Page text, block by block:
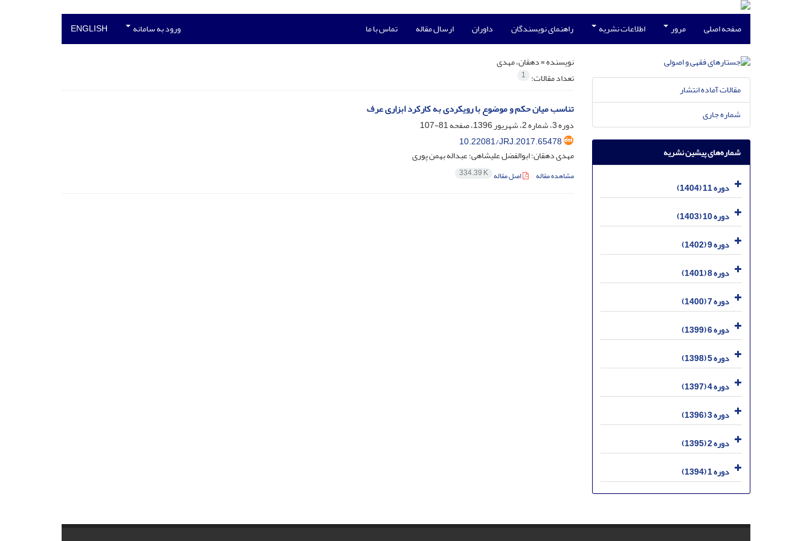
صفحه اصلی مرور اطلاعات نشریه راهنمای نویسندگان داوران ارسال مقاله تماس با ما ورود به سامانه ENGLISH
نویسنده =دهقان، مهدی
تعداد مقالات: 1
تناسب میان حکم و موضوع با رویکردی به کارکرد ابزاری عرف
دوره 3، شماره 2، شهریور 1396، صفحه
81-107
10.22081/JRJ.2017.65478
مهدی دهقان؛ ابوالفضل علیشاهی؛ عبداله بهمن پوری
مشاهده مقاله اصل مقاله 334.39 K
مقالات آماده انتشار
شماره جاری
شماره‌های پیشین نشریه
دوره 11 (1404)
دوره 10 (1403)
دوره 9 (1402)
دوره 8 (1401)
دوره 7 (1400)
دوره 6 (1399)
دوره 5 (1398)
دوره 4 (1397)
دوره 3 (1396)
دوره 2 (1395)
دوره 1 (1394)